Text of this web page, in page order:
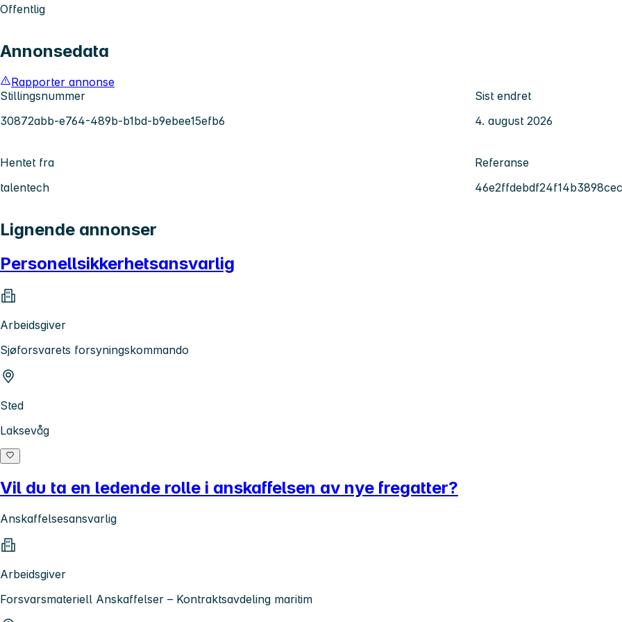
Offentlig
Annonsedata
Rapporter annonse
Stillingsnummer
30872abb-e764-489b-b1bd-b9ebee15efb6
Sist endret
4. august 2026
Hentet fra
talentech
Referanse
Lignende annonser
Personellsikkerhetsansvarlig
Arbeidsgiver
Sjøforsvarets forsyningskommando
Sted
Laksevåg
Vil du ta en ledende rolle i anskaffelsen av nye fregatter?
Anskaffelsesansvarlig
Arbeidsgiver
Forsvarsmateriell Anskaffelser – Kontraktsavdeling maritim